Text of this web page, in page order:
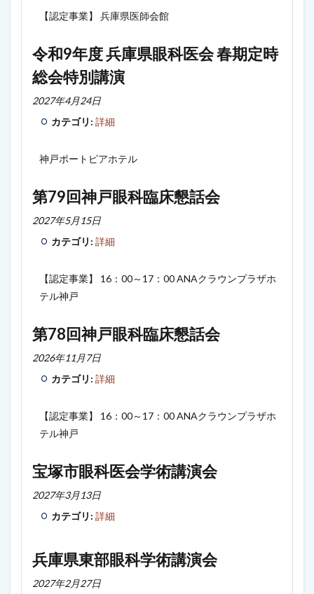
【認定事業】 兵庫県医師会館
令和9年度 兵庫県眼科医会 春期定時
総会特別講演
2027年4月24日
カテゴリ: 詳細
神戸ポートピアホテル
第79回神戸眼科臨床懇話会
2027年5月15日
カテゴリ: 詳細
【認定事業】 16：00～17：00 ANAクラウンプラザホ
テル神戸
第78回神戸眼科臨床懇話会
2026年11月7日
カテゴリ: 詳細
【認定事業】 16：00～17：00 ANAクラウンプラザホ
テル神戸
宝塚市眼科医会学術講演会
2027年3月13日
カテゴリ: 詳細
兵庫県東部眼科学術講演会
2027年2月27日